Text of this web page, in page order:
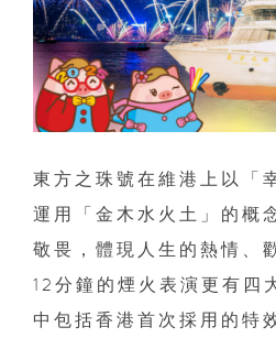
東方之珠號在維港上以「
運用「金木水火土」的概
敬畏，體現人生的熱情、
12分鐘的煙火表演更有四
中包括香港首次採用的特